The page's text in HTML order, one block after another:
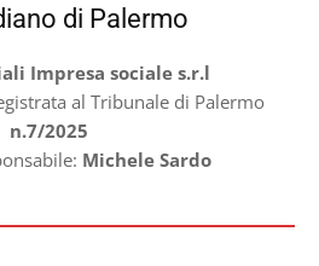
di Palermo
Impresa sociale s.r.l
al Tribunale di Palermo
n.7/2025
Michele Sardo